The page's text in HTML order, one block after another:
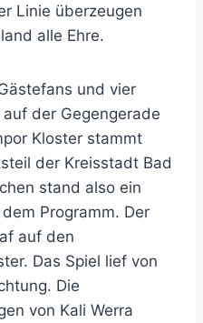
Linie überzeugen
alle Ehre.
und vier
der Gegengerade
Kloster stammt
der Kreisstadt Bad
stand also ein
Programm. Der
auf den
Das Spiel lief von
Die
von Kali Werra